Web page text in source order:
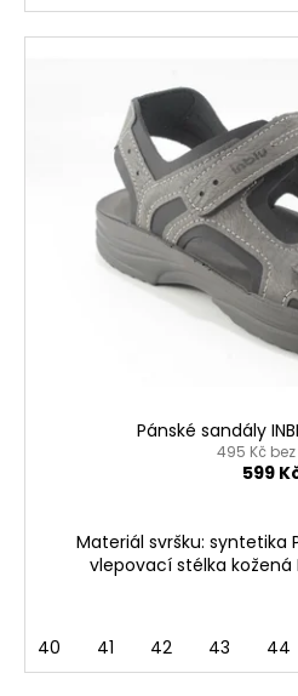
Pánské sandály
495 Kč bez
599
Materiál svršku: syntetika
vlepovací stélka kožená
40 41 42 43 44